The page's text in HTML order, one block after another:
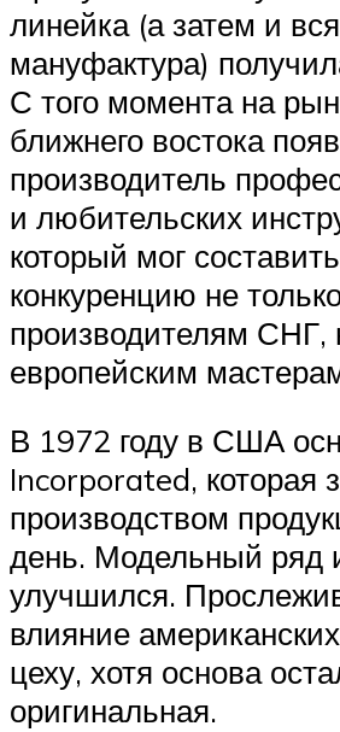
линейка (а затем и вся
мануфактура)
С того момента на
ближнего востока
производитель
и любительских
который мог составить
конкуренцию не
производителям СНГ,
европейским
В 1972 году в США
Incorporated, которая
производством
день. Модельный ряд
улучшился.
влияние
цеху, хотя основа
оригинальная.